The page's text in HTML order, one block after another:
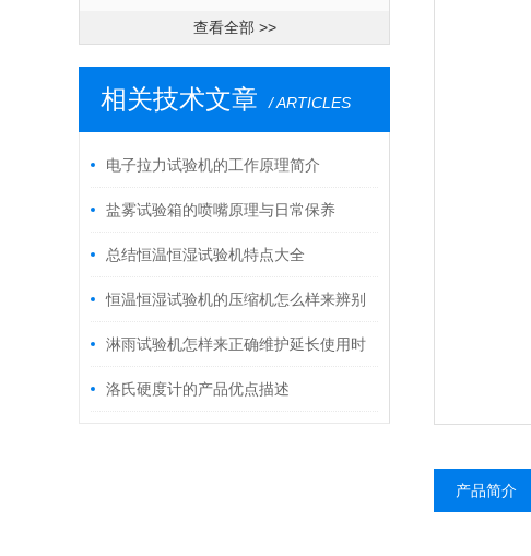
查看全部 >>
相关技术文章 / ARTICLES
电子拉力试验机的工作原理简介
盐雾试验箱的喷嘴原理与日常保养
总结恒温恒湿试验机特点大全
恒温恒湿试验机的压缩机怎么样来辨别
好坏淋雨试验机怎样来正确维护延长使用时
间呢洛氏硬度计的产品优点描述
产品简介